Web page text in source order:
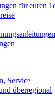
für euren
Service
überregional